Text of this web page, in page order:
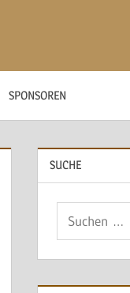
SPONSOREN
SUCHE